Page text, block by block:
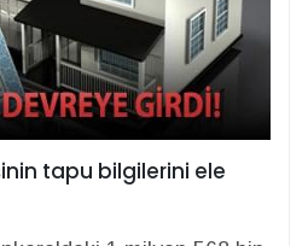
tapu bilgilerini ele